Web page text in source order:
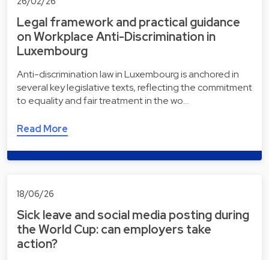
Legal framework and practical guidance
on Workplace Anti-Discrimination in
Luxembourg
Anti-discrimination law in Luxembourg is anchored in
several key legislative texts, reflecting the commitment
to equality and fair treatment in the wo…
Read More
18/06/26
Sick leave and social media posting during
the World Cup: can employers take
action?